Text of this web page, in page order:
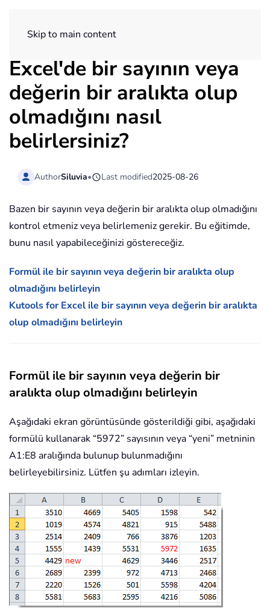
Skip to main content
Excel'de bir sayının veya
değerin bir aralıkta olup
olmadığını nasıl
belirlersiniz?
AuthorSiluvia• Last modified2025-08-26
Bazen bir sayının veya değerin bir aralıkta olup olmadığını
kontrol etmeniz veya belirlemeniz gerekir. Bu eğitimde,
bunu nasıl yapabileceğinizi göstereceğiz.
Formül ile bir sayının veya değerin bir aralıkta olup
olmadığını belirleyin
Kutools for Excel ile bir sayının veya değerin bir aralıkta
olup olmadığını belirleyin
Formül ile bir sayının veya değerin bir
aralıkta olup olmadığını belirleyin
Aşağıdaki ekran görüntüsünde gösterildiği gibi, aşağıdaki
formülü kullanarak “5972” sayısının veya “yeni” metninin
A1:E8 aralığında bulunup bulunmadığını
belirleyebilirsiniz. Lütfen şu adımları izleyin.